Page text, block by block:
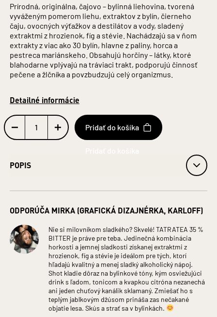
Prírodná, originálna, čajovo – bylinná liehovina, tvorená
vyváženým pomerom liehu, extraktov z bylín, čierneho
čaju, ovocných výťažkov a destilátov a vody, sladený
extraktmi z hrozienok, fíg a stévie. Nachádzajú sa v ňom
extrakty z viac ako 30 bylín, hlavne z paliny, horca a
pestreca mariánskeho. Obsahujú horčiny – látky, ktoré
blahodarne vplývajú na tráviaci trakt, podporujú činnosť
pečene a žlčníka a povzbudzujú celý organizmus.
Detailné informácie
Pridať do košíka
POPIS
obj. 35 % alk.
Fľaša: plast
Jednotka (špecificky): litre
ZLOŽENIE: VODA, LIEH, MACERÁTY (BYLINNÉ, ČAJOVÉ,
OVOCNÉ), HROZNOVÝ KONCENTRÁT, VÍNNY DESTILÁT,
ARÓMY
Základná zložka produktu: LIEH
Krajina pôvodu základnej zložky: Česká republika
Krajina pôvodu: Slovensko
Druh alkoholu: Liehoviny
Bezpečnostné informácie: Zákaz predaja alkoholických
ODPORÚČA MIRKA (GRAFICKÁ DIZAJNÉRKA, KARLOFF)
Nie si milovníkom sladkého? Skvelé! TATRATEA 35 %
BITTER je práve pre teba. Jedinečná kombinácia
horkosti a jemnej sladkosti získanej extraktmi z
hrozienok, fíg a stévie je ideálom pre tých, ktorí
hľadajú kvalitný a menej sladký alkoholický nápoj.
Shot kladie dôraz na bylinkové tóny, kým osviežujúci
drink s ľadom, tonicom a kvapkou citróna nezanechá
ani jeden chuťový kanálik sklamaný. Zmiešať ho s
teplým jablkovým džúsom prináša zas nečakané
objatie lesa. Skús a strať sa v bylinkách.